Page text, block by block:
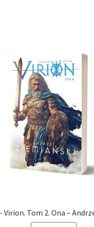
Virion. Tom 2. Ona –